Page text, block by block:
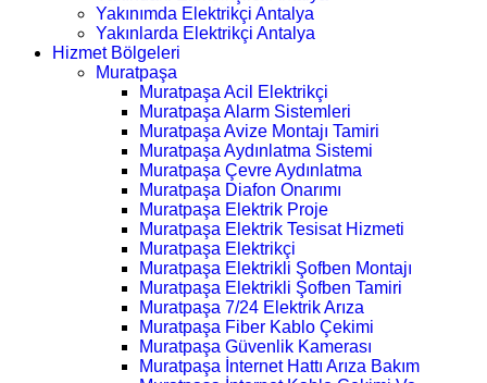
Yakınımda Elektrikçi Antalya
Yakınlarda Elektrikçi Antalya
Hizmet Bölgeleri
Muratpaşa
Muratpaşa Acil Elektrikçi
Muratpaşa Alarm Sistemleri
Muratpaşa Avize Montajı Tamiri
Muratpaşa Aydınlatma Sistemi
Muratpaşa Çevre Aydınlatma
Muratpaşa Diafon Onarımı
Muratpaşa Elektrik Proje
Muratpaşa Elektrik Tesisat Hizmeti
Muratpaşa Elektrikçi
Muratpaşa Elektrikli Şofben Montajı
Muratpaşa Elektrikli Şofben Tamiri
Muratpaşa 7/24 Elektrik Arıza
Muratpaşa Fiber Kablo Çekimi
Muratpaşa Güvenlik Kamerası
Muratpaşa İnternet Hattı Arıza Bakım